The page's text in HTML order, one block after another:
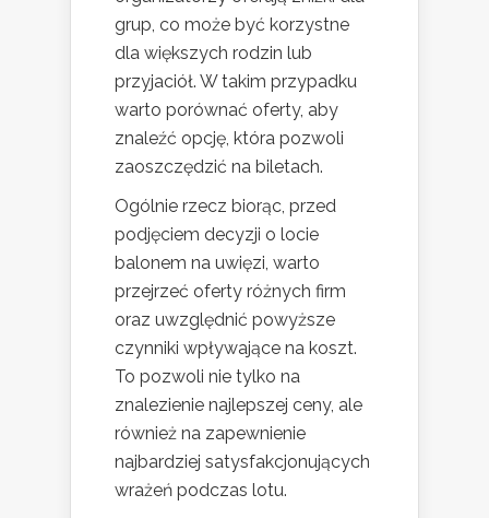
grup, co może być korzystne
dla większych rodzin lub
przyjaciół. W takim przypadku
warto porównać oferty, aby
znaleźć opcję, która pozwoli
zaoszczędzić na biletach.
Ogólnie rzecz biorąc, przed
podjęciem decyzji o locie
balonem na uwięzi, warto
przejrzeć oferty różnych firm
oraz uwzględnić powyższe
czynniki wpływające na koszt.
To pozwoli nie tylko na
znalezienie najlepszej ceny, ale
również na zapewnienie
najbardziej satysfakcjonujących
wrażeń podczas lotu.